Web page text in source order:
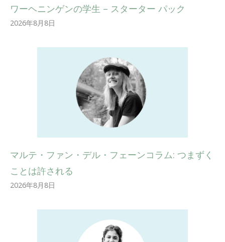
ワーヘニンゲンの学生 – スターター パック
2026年8月8日
マルテ・ファン・デル・フェーンコラム: つまずく
ことは許される
2026年8月8日